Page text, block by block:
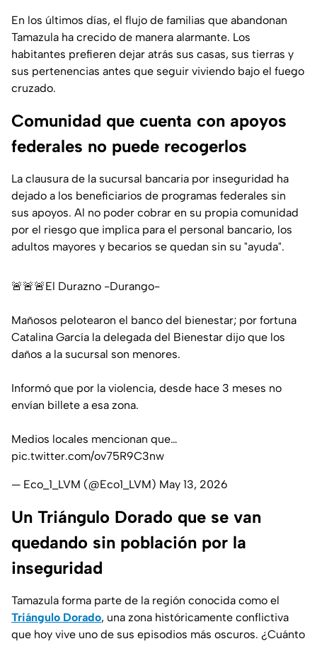
En los últimos días, el flujo de familias que abandonan
Tamazula ha crecido de manera alarmante. Los
habitantes prefieren dejar atrás sus casas, sus tierras y
sus pertenencias antes que seguir viviendo bajo el fuego
cruzado.
Comunidad que cuenta con apoyos
federales no puede recogerlos
La clausura de la sucursal bancaria por inseguridad ha
dejado a los beneficiarios de programas federales sin
sus apoyos. Al no poder cobrar en su propia comunidad
por el riesgo que implica para el personal bancario, los
adultos mayores y becarios se quedan sin su "ayuda".
🚨🚨🚨El Durazno -Durango-
Mañosos pelotearon el banco del bienestar; por fortuna
Catalina García la delegada del Bienestar dijo que los
daños a la sucursal son menores.
Informó que por la violencia, desde hace 3 meses no
envían billete a esa zona.
Medios locales mencionan que…
pic.twitter.com/ov75R9C3nw
— Eco_1_LVM (@Eco1_LVM) May 13, 2026
Un Triángulo Dorado que se van
quedando sin población por la
inseguridad
Tamazula forma parte de la región conocida como el
Triángulo Dorado, una zona históricamente conflictiva
que hoy vive uno de sus episodios más oscuros. ¿Cuánto